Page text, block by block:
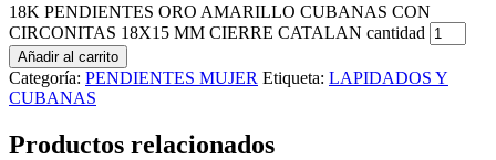
18K PENDIENTES ORO AMARILLO CUBANAS CON
CIRCONITAS 18X15 MM CIERRE CATALAN cantidad
Añadir al carrito
Categoría: PENDIENTES MUJER Etiqueta: LAPIDADOS Y
CUBANAS
Productos relacionados